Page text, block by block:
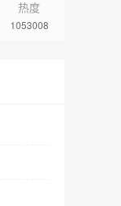
热度
1053008